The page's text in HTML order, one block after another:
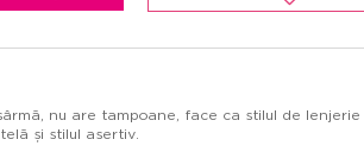
nu are tampoane, face ca stilul de lenjerie
și stilul asertiv.